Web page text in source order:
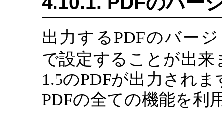
出力するPDFのバー
で設定することが出
1.5のPDFが出力されま
PDFの全ての機能を利